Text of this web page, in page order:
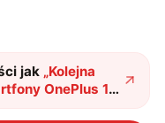
W wolnych
jak „Kolejna
OnePlus 13.
?